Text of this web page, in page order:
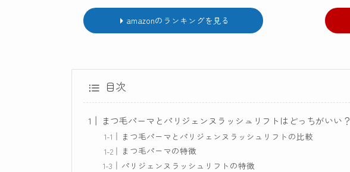
amazonのランキングを見る
目次
まつ毛パーマとパリジェンヌラッシュリフトはどっちがいい？
まつ毛パーマとパリジェンヌラッシュリフトの比較
まつ毛パーマの特徴
パリジェンヌラッシュリフトの特徴